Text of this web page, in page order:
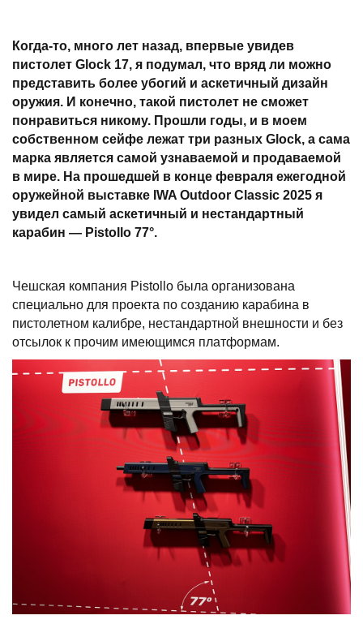
Когда-то, много лет назад, впервые увидев
пистолет Glock 17, я подумал, что вряд ли можно
представить более убогий и аскетичный дизайн
оружия. И конечно, такой пистолет не сможет
понравиться никому. Прошли годы, и в моем
собственном сейфе лежат три разных Glock, а сама
марка является самой узнаваемой и продаваемой
в мире. На прошедшей в конце февраля ежегодной
оружейной выставке IWA Outdoor Classic 2025 я
увидел самый аскетичный и нестандартный
карабин — Pistollo 77°.
Чешская компания Pistollo была организована
специально для проекта по созданию карабина в
пистолетном калибре, нестандартной внешности и без
отсылок к прочим имеющимся платформам.